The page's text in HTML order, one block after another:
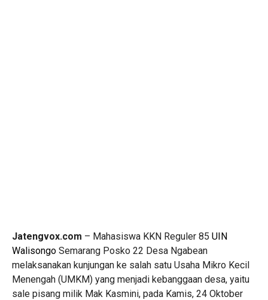
Jatengvox.com – Mahasiswa KKN Reguler 85 UIN
Walisongo Semarang Posko 22 Desa Ngabean
melaksanakan kunjungan ke salah satu Usaha Mikro Kecil
Menengah (UMKM) yang menjadi kebanggaan desa, yaitu
sale pisang milik Mak Kasmini, pada Kamis, 24 Oktober